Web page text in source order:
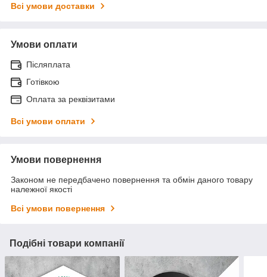
Всі умови доставки
Умови оплати
Післяплата
Готівкою
Оплата за реквізитами
Всі умови оплати
Умови повернення
Законом не передбачено повернення та обмін даного товару
належної якості
Всі умови повернення
Подібні товари компанії